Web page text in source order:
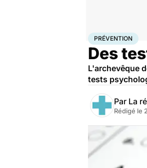
AccueilSantéMaladies
PRÉVENTION
Des
L'archevêque
tests
Par La
Rédigé le